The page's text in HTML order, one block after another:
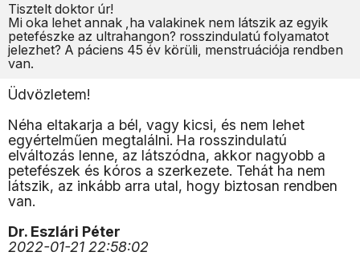
Tisztelt doktor úr!
Mi oka lehet annak ,ha valakinek nem látszik az egyik
petefészke az ultrahangon? rosszindulatú folyamatot
jelezhet? A páciens 45 év körüli, menstruációja rendben
van.
Üdvözletem!
Néha eltakarja a bél, vagy kicsi, és nem lehet
egyértelműen megtalálni. Ha rosszindulatú
elváltozás lenne, az látszódna, akkor nagyobb a
petefészek és kóros a szerkezete. Tehát ha nem
látszik, az inkább arra utal, hogy biztosan rendben
van.
Dr. Eszlári Péter
2022-01-21 22:58:02